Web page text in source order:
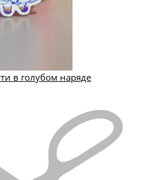
в голубом наряде